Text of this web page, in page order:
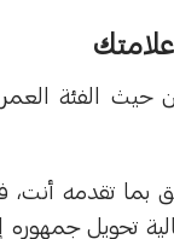
الفئة
بما تقدمه
تحويل جمهوره